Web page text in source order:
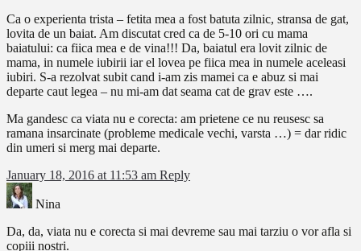
Ca o experienta trista – fetita mea a fost batuta zilnic, stransa de gat,
lovita de un baiat. Am discutat cred ca de 5-10 ori cu mama
baiatului: ca fiica mea e de vina!!! Da, baiatul era lovit zilnic de
mama, in numele iubirii iar el lovea pe fiica mea in numele aceleasi
iubiri. S-a rezolvat subit cand i-am zis mamei ca e abuz si mai
departe caut legea – nu mi-am dat seama cat de grav este ….
Ma gandesc ca viata nu e corecta: am prietene ce nu reusesc sa
ramana insarcinate (probleme medicale vechi, varsta …) = dar ridic
din umeri si merg mai departe.
January 18, 2016 at 11:53 am Reply
Nina
Da, da, viata nu e corecta si mai devreme sau mai tarziu o vor afla si
copiii nostri.